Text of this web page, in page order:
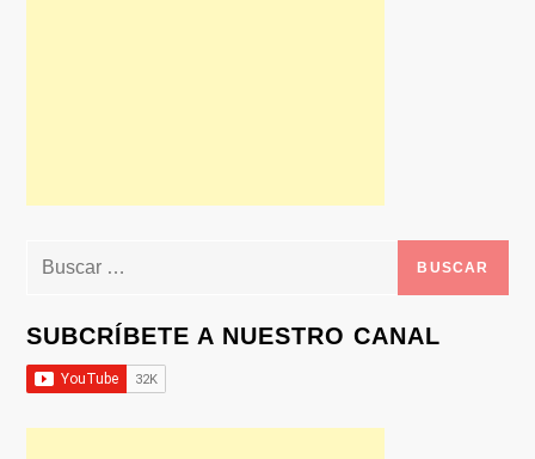
Buscar:
SUBCRÍBETE A NUESTRO CANAL